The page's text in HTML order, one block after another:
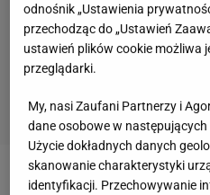
Zobacz wideoMarek
odnośnik „Ustawienia
przechodząc do „Ustawień
ustawień plików cookie możliwa
przeglądarki.
My, nasi Zaufani Partnerzy i
dane osobowe w następujących
Użycie dokładnych danych
skanowanie charakterystyki
identyfikacji. Przechowywanie